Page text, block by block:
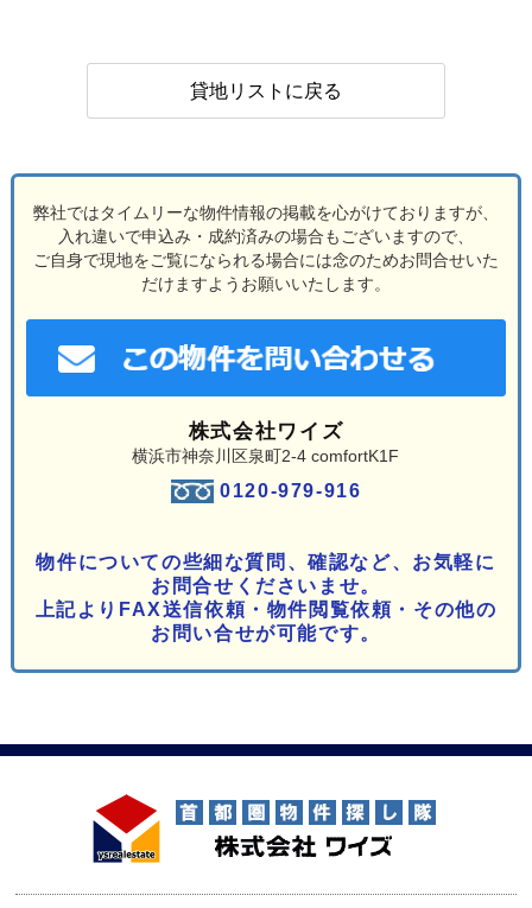
貸地リストに戻る
弊社ではタイムリーな物件情報の掲載を心がけておりますが、
入れ違いで申込み・成約済みの場合もございますので、
ご自身で現地をご覧になられる場合には念のためお問合せいた
だけますようお願いいたします。
株式会社ワイズ
横浜市神奈川区泉町2-4 comfortK1F
0120-979-916
物件についての些細な質問、確認など、お気軽に
お問合せくださいませ。
上記よりFAX送信依頼・物件閲覧依頼・その他の
お問い合せが可能です。